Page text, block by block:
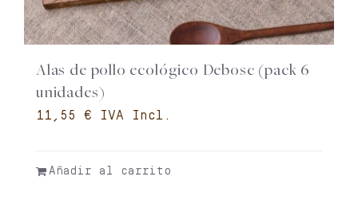
Alas de pollo ecológico Debosc (pack 6
unidades)
€
Añadir al carrito